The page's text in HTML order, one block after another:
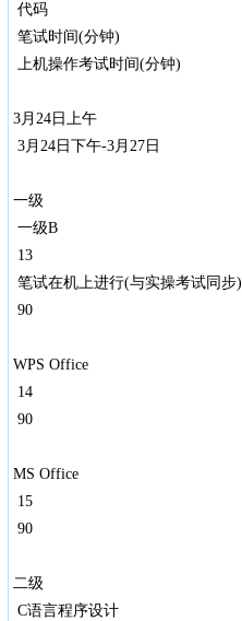
代码
笔试时间(分钟)
上机操作考试时间(分钟)
3月24日上午
3月24日下午-3月27日
一级
一级B
13
笔试在机上进行(与实操考试同步)
90
WPS Office
14
90
MS Office
15
90
二级
C语言程序设计